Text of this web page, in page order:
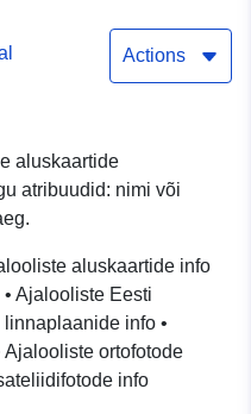
Actions
aluskaartide
atribuudid: nimi või
aluskaartide info
Ajalooliste Eesti
info •
ortofotode
info